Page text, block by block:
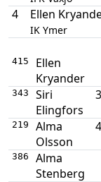
4 Ellen
IK Ymer
415
Ellen
Kryander
343
Siri
Elingfors
219
Alma
Olsson
386
Alma
Stenberg